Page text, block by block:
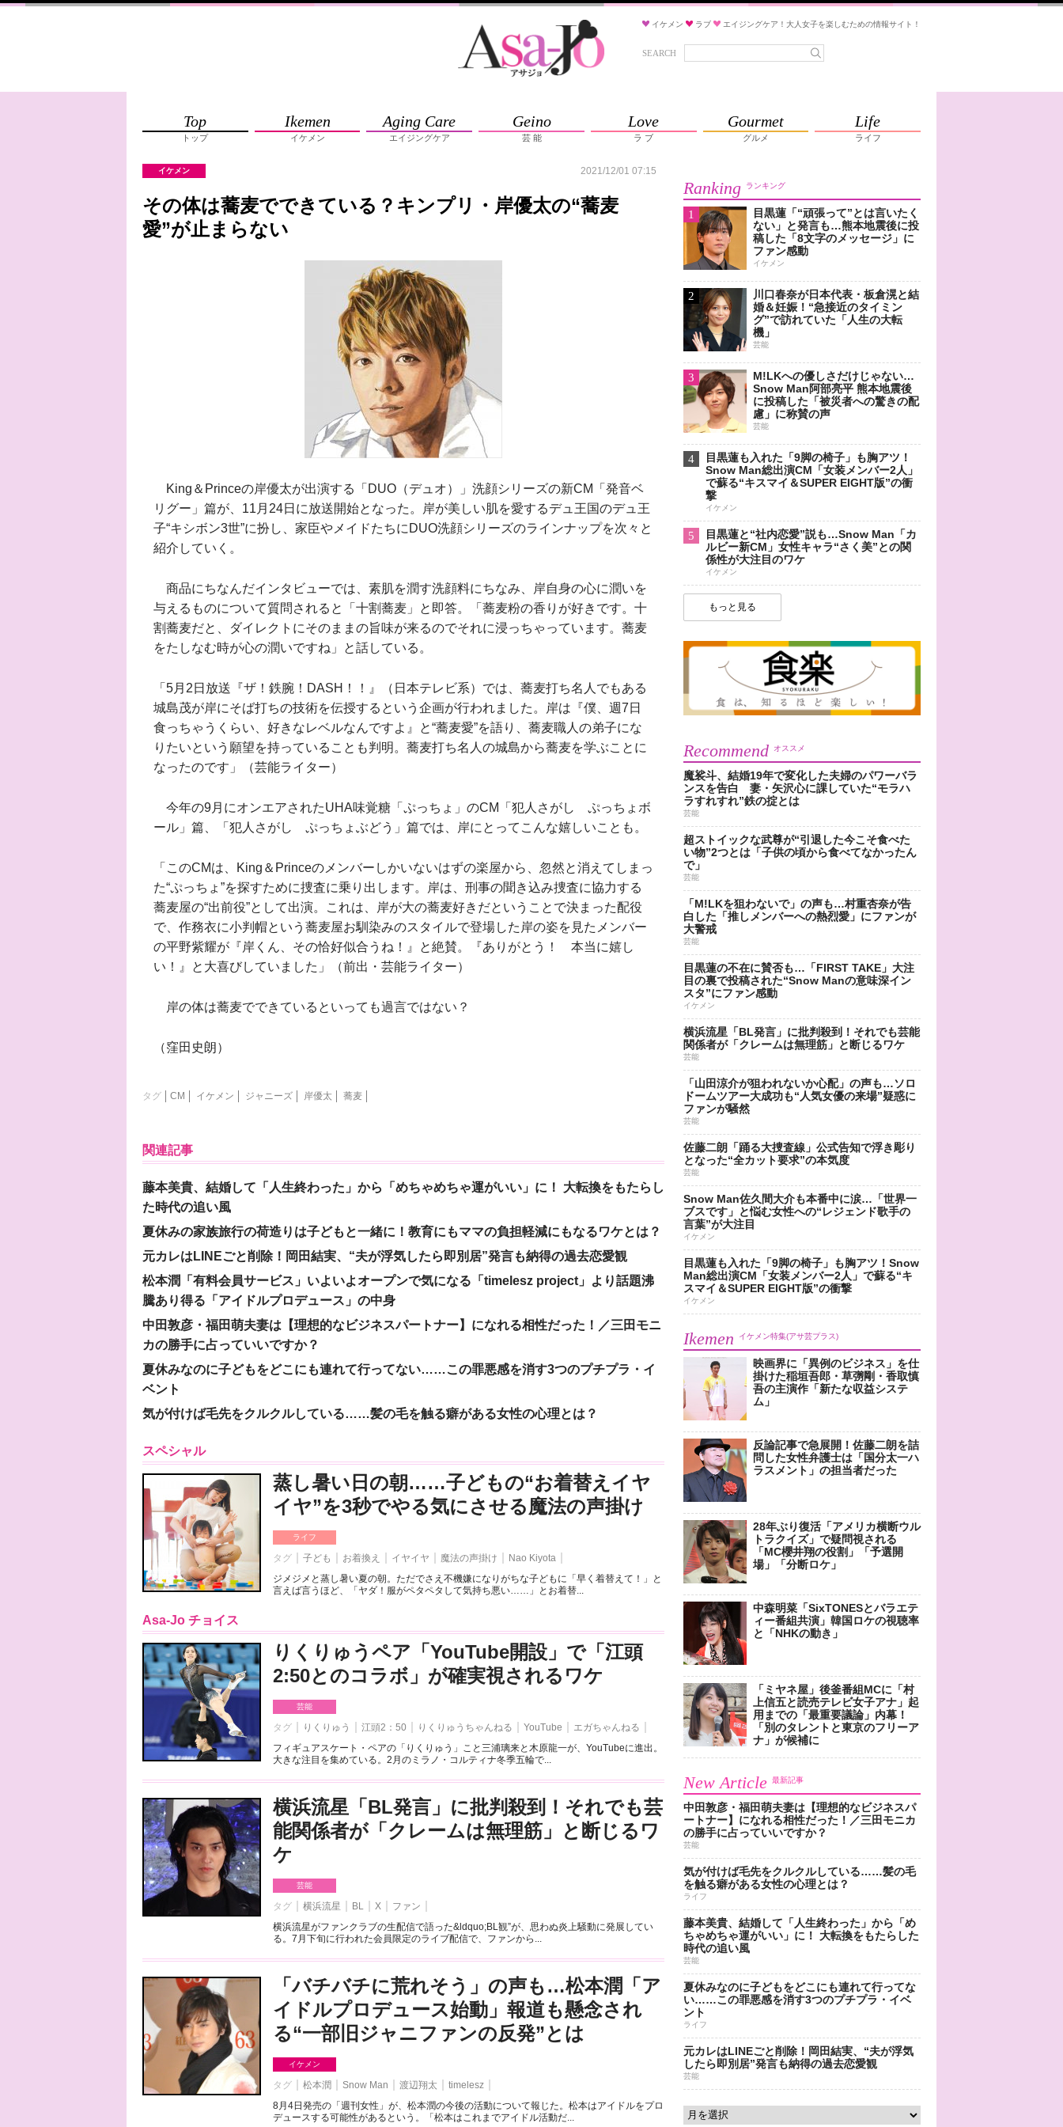
イケメン ラブ エイジングケア！大人女子を楽しむための情報サイト！
SEARCH
Top
トップ
Ikemen
イケメン
Aging Care
エイジングケア
Geino
芸 能
Love
ラ ブ
Gourmet
グルメ
Life
ライフ
イケメン 2021/12/01 07:15
その体は蕎麦でできている？キンプリ・岸優太の“蕎麦
愛”が止まらない
King＆Princeの岸優太が出演する「DUO（デュオ）」洗顔シリーズの新CM「発音ベ
リグー」篇が、11月24日に放送開始となった。岸が美しい肌を愛するデュ王国のデュ王
子“キシボン3世”に扮し、家臣やメイドたちにDUO洗顔シリーズのラインナップを次々と
紹介していく。
商品にちなんだインタビューでは、素肌を潤す洗顔料にちなみ、岸自身の心に潤いを
与えるものについて質問されると「十割蕎麦」と即答。「蕎麦粉の香りが好きです。十
割蕎麦だと、ダイレクトにそのままの旨味が来るのでそれに浸っちゃっています。蕎麦
をたしなむ時が心の潤いですね」と話している。
「5月2日放送『ザ！鉄腕！DASH！！』（日本テレビ系）では、蕎麦打ち名人でもある
城島茂が岸にそば打ちの技術を伝授するという企画が行われました。岸は『僕、週7日
食っちゃうくらい、好きなレベルなんですよ』と“蕎麦愛”を語り、蕎麦職人の弟子にな
りたいという願望を持っていることも判明。蕎麦打ち名人の城島から蕎麦を学ぶことに
なったのです」（芸能ライター）
今年の9月にオンエアされたUHA味覚糖「ぷっちょ」のCM「犯人さがし ぷっちょボ
ール」篇、「犯人さがし ぷっちょぶどう」篇では、岸にとってこんな嬉しいことも。
「このCMは、King＆Princeのメンバーしかいないはずの楽屋から、忽然と消えてしまっ
た“ぷっちょ”を探すために捜査に乗り出します。岸は、刑事の聞き込み捜査に協力する
蕎麦屋の“出前役”として出演。これは、岸が大の蕎麦好きだということで決まった配役
で、作務衣に小判帽という蕎麦屋お馴染みのスタイルで登場した岸の姿を見たメンバー
の平野紫耀が『岸くん、その恰好似合うね！』と絶賛。『ありがとう！ 本当に嬉し
い！』と大喜びしていました」（前出・芸能ライター）
岸の体は蕎麦でできているといっても過言ではない？
（窪田史朗）
タグ CM イケメン ジャニーズ 岸優太 蕎麦
関連記事
藤本美貴、結婚して「人生終わった」から「めちゃめちゃ運がいい」に！ 大転換をもたらし
た時代の追い風
夏休みの家族旅行の荷造りは子どもと一緒に！教育にもママの負担軽減にもなるワケとは？
元カレはLINEごと削除！岡田結実、“夫が浮気したら即別居”発言も納得の過去恋愛観
松本潤「有料会員サービス」いよいよオープンで気になる「timelesz project」より話題沸
騰あり得る「アイドルプロデュース」の中身
中田敦彦・福田萌夫妻は【理想的なビジネスパートナー】になれる相性だった！／三田モニ
カの勝手に占っていいですか？
夏休みなのに子どもをどこにも連れて行ってない……この罪悪感を消す3つのプチプラ・イ
ベント
気が付けば毛先をクルクルしている……髪の毛を触る癖がある女性の心理とは？
スペシャル
蒸し暑い日の朝……子どもの“お着替えイヤ
イヤ”を3秒でやる気にさせる魔法の声掛け
ライフ
タグ 子ども お着換え イヤイヤ 魔法の声掛け
Nao Kiyota
ジメジメと蒸し暑い夏の朝。ただでさえ不機嫌になりがちな子どもに「早く着替えて！」と
言えば言うほど、「ヤダ！服がペタペタして気持ち悪い……」とお着替...
Asa-Jo チョイス
りくりゅうペア「YouTube開設」で「江頭
2:50とのコラボ」が確実視されるワケ
芸能
タグ りくりゅう 江頭2：50 りくりゅうちゃんねる YouTube
エガちゃんねる
フィギュアスケート・ペアの「りくりゅう」こと三浦璃来と木原龍一が、YouTubeに進出。
大きな注目を集めている。2月のミラノ・コルティナ冬季五輪で...
横浜流星「BL発言」に批判殺到！それでも芸
能関係者が「クレームは無理筋」と断じるワ
ケ
芸能
タグ 横浜流星 BL X
ファン
横浜流星がファンクラブの生配信で語った&ldquo;BL観”が、思わぬ炎上騒動に発展してい
る。7月下旬に行われた会員限定のライブ配信で、ファンから...
「バチバチに荒れそう」の声も…松本潤「ア
イドルプロデュース始動」報道も懸念され
る“一部旧ジャニファンの反発”とは
イケメン
タグ 松本潤 Snow Man 渡辺翔太
timelesz
8月4日発売の「週刊女性」が、松本潤の今後の活動について報じた。松本はアイドルをプロ
デュースする可能性があるという。「松本はこれまでアイドル活動だ...
Ranking ランキング
1
目黒蓮「“頑張って”とは言いたく
ない」と発言も…熊本地震後に投
稿した「8文字のメッセージ」に
ファン感動
イケメン
2
川口春奈が日本代表・板倉滉と結
婚＆妊娠！“急接近のタイミン
グ”で訪れていた「人生の大転
機」
芸能
3
M!LKへの優しさだけじゃない…
Snow Man阿部亮平 熊本地震後
に投稿した「被災者への驚きの配
慮」に称賛の声
芸能
4
目黒蓮も入れた「9脚の椅子」も胸アツ！
Snow Man総出演CM「女装メンバー2人」
で蘇る“キスマイ＆SUPER EIGHT版”の衝
撃
イケメン
5
目黒蓮と“社内恋愛”説も…Snow Man「カ
ルビー新CM」女性キャラ“さく美”との関
係性が大注目のワケ
イケメン
もっと見る
Recommend オススメ
魔裟斗、結婚19年で変化した夫婦のパワーバラ
ンスを告白 妻・矢沢心に課していた“モラハ
ラすれすれ”鉄の掟とは
芸能
超ストイックな武尊が“引退した今こそ食べた
い物”2つとは「子供の頃から食べてなかったん
で」
芸能
「M!LKを狙わないで」の声も…村重杏奈が告
白した「推しメンバーへの熱烈愛」にファンが
大警戒
芸能
目黒蓮の不在に賛否も…「FIRST TAKE」大注
目の裏で投稿された“Snow Manの意味深イン
スタ”にファン感動
イケメン
横浜流星「BL発言」に批判殺到！それでも芸能
関係者が「クレームは無理筋」と断じるワケ
芸能
「山田涼介が狙われないか心配」の声も…ソロ
ドームツアー大成功も“人気女優の来場”疑惑に
ファンが騒然
芸能
佐藤二朗「踊る大捜査線」公式告知で浮き彫り
となった“全カット要求”の本気度
芸能
Snow Man佐久間大介も本番中に涙…「世界一
ブスです」と悩む女性への“レジェンド歌手の
言葉”が大注目
イケメン
目黒蓮も入れた「9脚の椅子」も胸アツ！Snow
Man総出演CM「女装メンバー2人」で蘇る“キ
スマイ＆SUPER EIGHT版”の衝撃
イケメン
Ikemen イケメン特集(アサ芸プラス)
映画界に「異例のビジネス」を仕
掛けた稲垣吾郎・草彅剛・香取慎
吾の主演作「新たな収益システ
ム」
反論記事で急展開！佐藤二朗を詰
問した女性弁護士は「国分太一ハ
ラスメント」の担当者だった
28年ぶり復活「アメリカ横断ウル
トラクイズ」で疑問視される
「MC櫻井翔の役割」「予選開
場」「分断ロケ」
中森明菜「SixTONESとバラエテ
ィー番組共演」韓国ロケの視聴率
と「NHKの動き」
「ミヤネ屋」後釜番組MCに「村
上信五と読売テレビ女子アナ」起
用までの「最重要議論」内幕！
「別のタレントと東京のフリーア
ナ」が候補に
New Article 最新記事
中田敦彦・福田萌夫妻は【理想的なビジネスパ
ートナー】になれる相性だった！／三田モニカ
の勝手に占っていいですか？
芸能
気が付けば毛先をクルクルしている……髪の毛
を触る癖がある女性の心理とは？
ライフ
藤本美貴、結婚して「人生終わった」から「め
ちゃめちゃ運がいい」に！ 大転換をもたらした
時代の追い風
芸能
夏休みなのに子どもをどこにも連れて行ってな
い……この罪悪感を消す3つのプチプラ・イベ
ント
ライフ
元カレはLINEごと削除！岡田結実、“夫が浮気
したら即別居”発言も納得の過去恋愛観
芸能